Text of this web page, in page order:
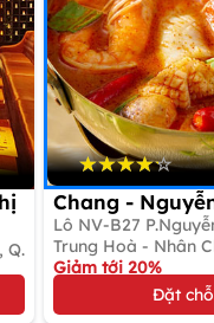
Q.
Chang -
Lô NV-B27
Trung Hoà - Nhân
Chính, Q. Cầu Giấy
Giảm tới 20%
Gọi món Thái Lan
Đặt